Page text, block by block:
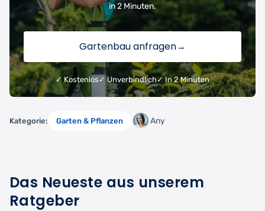
in 2 Minuten.
Gartenbau anfragen→
✓ Kostenlos ✓ Unverbindlich ✓ In 2 Minuten
Kategorie: Garten & Pflanzen Any
Das Neueste aus unserem
Ratgeber